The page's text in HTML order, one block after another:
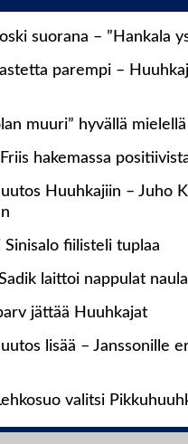
suorana – ”Hankala
parempi –
muuri” hyvällä
hakemassa
Huuhkajiin – Juho
Sinisalo fiilisteli tuplaa
laittoi nappulat
jättää Huuhkajat
lisää – Janssonille
valitsi